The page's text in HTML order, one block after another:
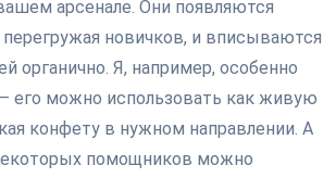
арсенале. Они появляются
перегружая новичков, и вписываются
органично. Я, например, особенно
его можно использовать как живую
конфету в нужном направлении. А
помощников можно